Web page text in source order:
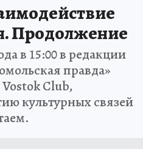
Продолжение
в 15:00 в редакции
правда»
Vostok Club,
культурных связей